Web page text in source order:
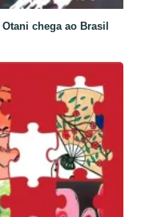
chega ao Brasil